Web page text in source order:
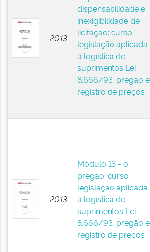
2013
dispensabilidade e
inexigibilidade de
licitação: curso
legislação aplicada
à logística de
suprimentos Lei
8.666/93, pregão e
registro de preços
2013
Módulo 13 - o
pregão: curso
legislação aplicada
à logística de
suprimentos Lei
8.666/93, pregão e
registro de preços